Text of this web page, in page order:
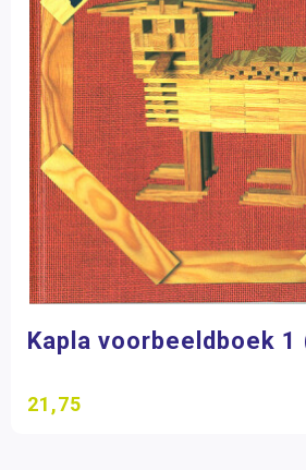
Kapla voorbeeldboek 1
21,75